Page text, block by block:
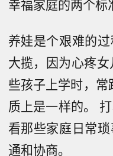
幸福家庭的两个
养娃是个艰难的
大揽，因为心疼
些孩子上学时，常
质上是一样的。
看那些家庭日常
通和协商。